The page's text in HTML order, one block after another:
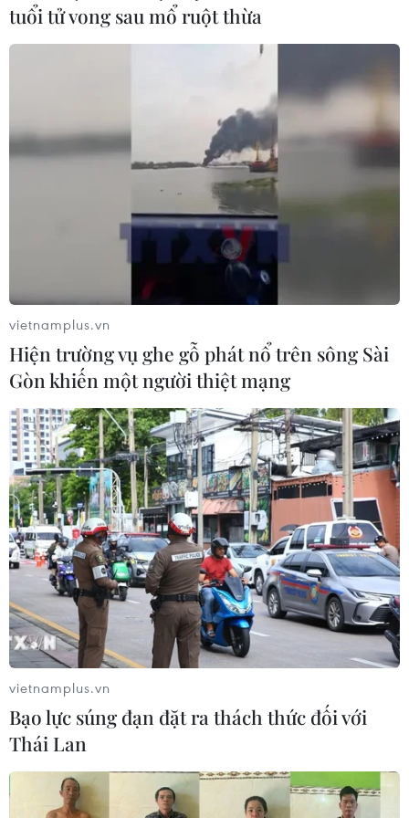
doanh nghiệp trên toàn cầu để giới thiệu các thành tựu
tuổi tử vong sau mổ ruột thừa
vietnamplus.vn
Hiện trường vụ ghe gỗ phát nổ trên sông Sài
Gòn khiến một người thiệt mạng
vietnamplus.vn
Bạo lực súng đạn đặt ra thách thức đối với
Thái Lan